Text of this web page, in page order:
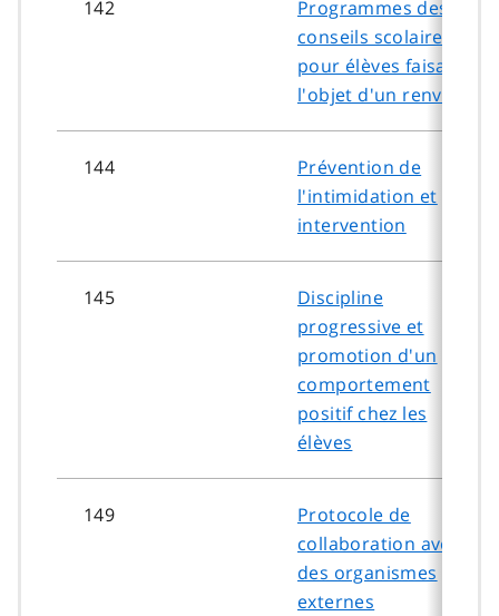
142
Programmes des
conseils scolaires
pour élèves faisant
l'objet d'un renvoi
144
Prévention de
l'intimidation et
intervention
145
Discipline
progressive et
promotion d'un
comportement
positif chez les
élèves
149
Protocole de
collaboration avec
des organismes
externes